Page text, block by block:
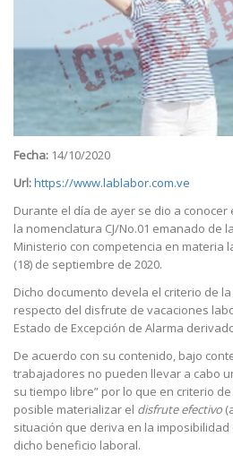
Fecha: 14/10/2020
Url:https://www.lablabor.com.ve
Durante el día de ayer se dio a
la nomenclatura CJ/No.01 emanado de
Ministerio con competencia en materia
(18) de septiembre de 2020.
Dicho documento devela el criterio de
respecto del disfrute de vacaciones
Estado de Excepción de Alarma
De acuerdo con su contenido, bajo
trabajadores no pueden llevar a cabo
su tiempo libre” por lo que en criterio
posible materializar el disfrute efectivo
situación que deriva en la
dicho beneficio laboral.